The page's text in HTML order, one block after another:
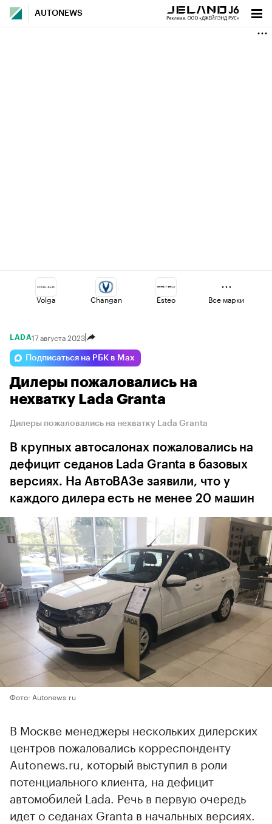
AUTONEWS
Volga Changan Esteo
Voyah
Geely Jaecoo Lada
Все марки
LADA17 августа 2023
Подписаться на РБК в Max
Дилеры пожаловались на
нехватку Lada Granta
Дилеры пожаловались на нехватку Lada Granta
В крупных автосалонах пожаловались на
дефицит седанов Lada Granta в базовых
версиях. На АвтоВАЗе заявили, что у
каждого дилера есть не менее 20 машин
Фото: Autonews.ru
В Москве менеджеры нескольких дилерских
центров пожаловались корреспонденту
Autonews.ru, который выступил в роли
потенциального клиента, на дефицит
автомобилей Lada. Речь в первую очередь
идет о седанах Granta в начальных версиях.